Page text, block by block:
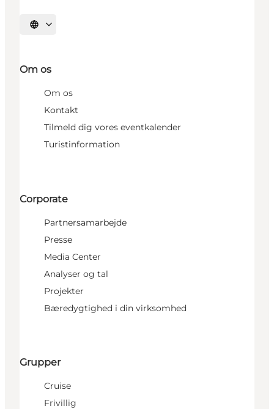
Vælg sprog
Om os
Om os
Kontakt
Tilmeld dig vores eventkalender
Turistinformation
Corporate
Partnersamarbejde
Presse
Media Center
Analyser og tal
Projekter
Bæredygtighed i din virksomhed
Grupper
Cruise
Frivillig